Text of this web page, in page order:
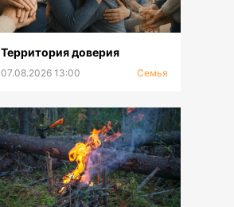
Территория доверия
07.08.2026 13:00 Семья